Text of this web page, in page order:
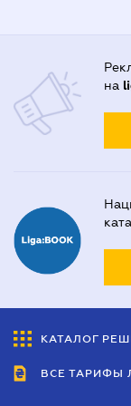
на
КАТАЛОГ
ВСЕ ТАРИФЫ